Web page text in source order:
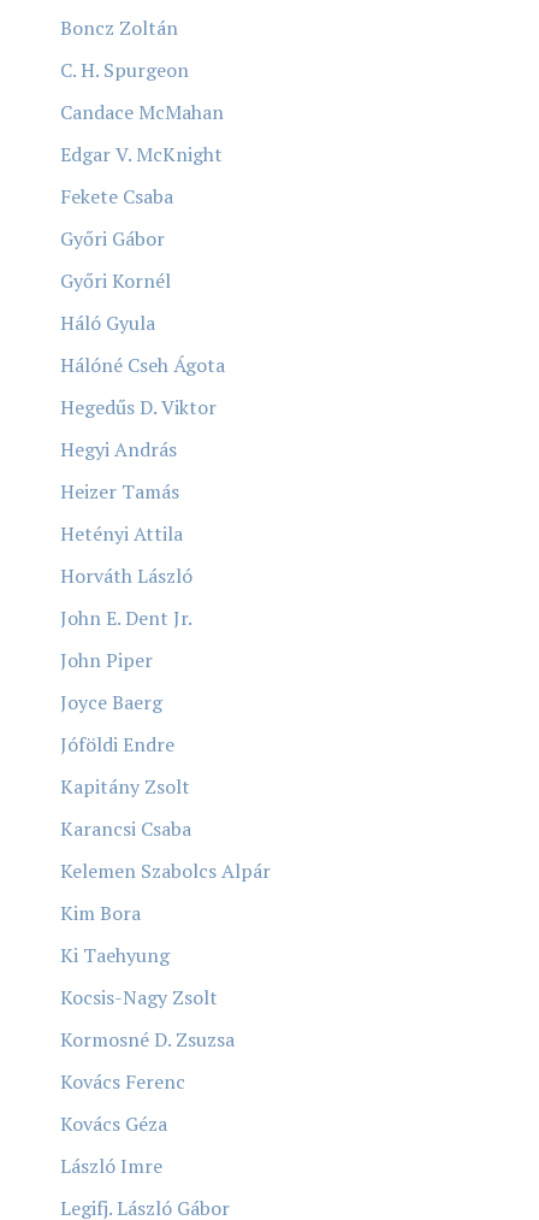
Boncz Zoltán
C. H. Spurgeon
Candace McMahan
Edgar V. McKnight
Fekete Csaba
Győri Gábor
Győri Kornél
Háló Gyula
Hálóné Cseh Ágota
Hegedűs D. Viktor
Hegyi András
Heizer Tamás
Hetényi Attila
Horváth László
John E. Dent Jr.
John Piper
Joyce Baerg
Jóföldi Endre
Kapitány Zsolt
Karancsi Csaba
Kelemen Szabolcs Alpár
Kim Bora
Ki Taehyung
Kocsis-Nagy Zsolt
Kormosné D. Zsuzsa
Kovács Ferenc
Kovács Géza
László Imre
Legifj. László Gábor